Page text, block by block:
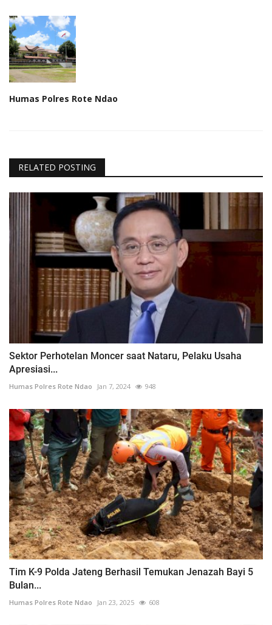
Humas Polres Rote Ndao
RELATED POSTING
Sektor Perhotelan Moncer saat Nataru, Pelaku Usaha
Apresiasi...
Humas Polres Rote Ndao Jan 7, 2024 948
Tim K-9 Polda Jateng Berhasil Temukan Jenazah Bayi 5
Bulan...
Humas Polres Rote Ndao Jan 23, 2025 608